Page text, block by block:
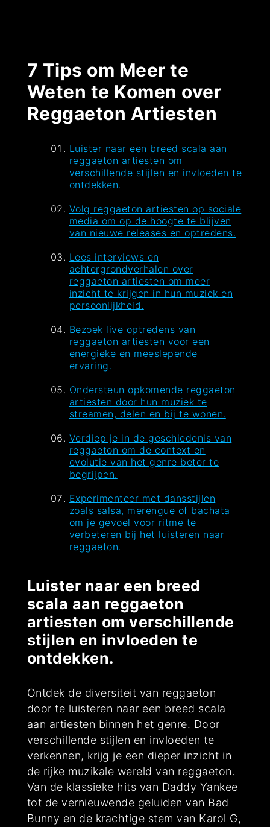
7 Tips om Meer te
Weten te Komen over
Reggaeton Artiesten
Luister naar een breed scala aan
reggaeton artiesten om
verschillende stijlen en invloeden te
ontdekken.
Volg reggaeton artiesten op sociale
media om op de hoogte te blijven
van nieuwe releases en optredens.
Lees interviews en
achtergrondverhalen over
reggaeton artiesten om meer
inzicht te krijgen in hun muziek en
persoonlijkheid.
Bezoek live optredens van
reggaeton artiesten voor een
energieke en meeslepende
ervaring.
Ondersteun opkomende reggaeton
artiesten door hun muziek te
streamen, delen en bij te wonen.
Verdiep je in de geschiedenis van
reggaeton om de context en
evolutie van het genre beter te
begrijpen.
Experimenteer met dansstijlen
zoals salsa, merengue of bachata
om je gevoel voor ritme te
verbeteren bij het luisteren naar
reggaeton.
Luister naar een breed
scala aan reggaeton
artiesten om verschillende
stijlen en invloeden te
ontdekken.
Ontdek de diversiteit van reggaeton
door te luisteren naar een breed scala
aan artiesten binnen het genre. Door
verschillende stijlen en invloeden te
verkennen, krijg je een dieper inzicht in
de rijke muzikale wereld van reggaeton.
Van de klassieke hits van Daddy Yankee
tot de vernieuwende geluiden van Bad
Bunny en de krachtige stem van Karol G,